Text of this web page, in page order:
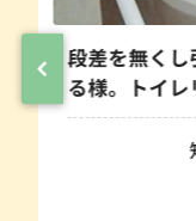
段差を無く
る様。トイレ